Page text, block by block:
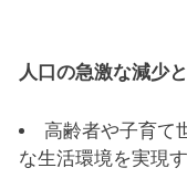
人口の急激な減少
高齢者や子育て
な生活環境を実現